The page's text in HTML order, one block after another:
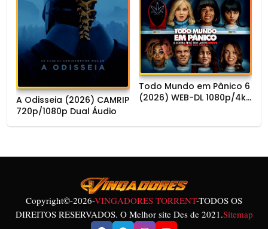
A Odisseia (2026) CAMRIP
720p/1080p Dual Áudio
Todo Mundo em Pânico 6
(2026) WEB-DL 1080p/4k
Copyright©-2026-VINGADORES TORRENT-TODOS OS
DIREITOS RESERVADOS. O Melhor site Des de 2021.Sitemap